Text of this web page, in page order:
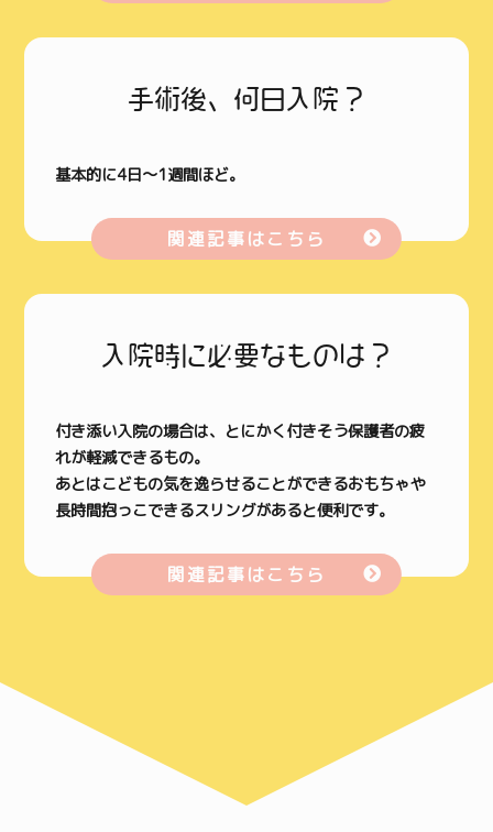
手術後、何日入院？
基本的に4日～1週間ほど。
関連記事はこちら
入院時に必要なものは？
付き添い入院の場合は、とにかく付きそう保護者の疲
れが軽減できるもの。
あとはこどもの気を逸らせることができるおもちゃや
長時間抱っこできるスリングがあると便利です。
関連記事はこちら